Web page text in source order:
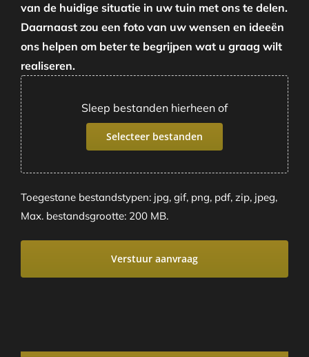
van de huidige situatie in uw tuin met ons te delen.
Daarnaast zou een foto van uw wensen en ideeën
ons helpen om beter te begrijpen wat u graag wilt
realiseren.
Sleep bestanden hierheen of
Selecteer bestanden
Toegestane bestandstypen: jpg, gif, png, pdf, zip, jpeg,
Max. bestandsgrootte: 200 MB.